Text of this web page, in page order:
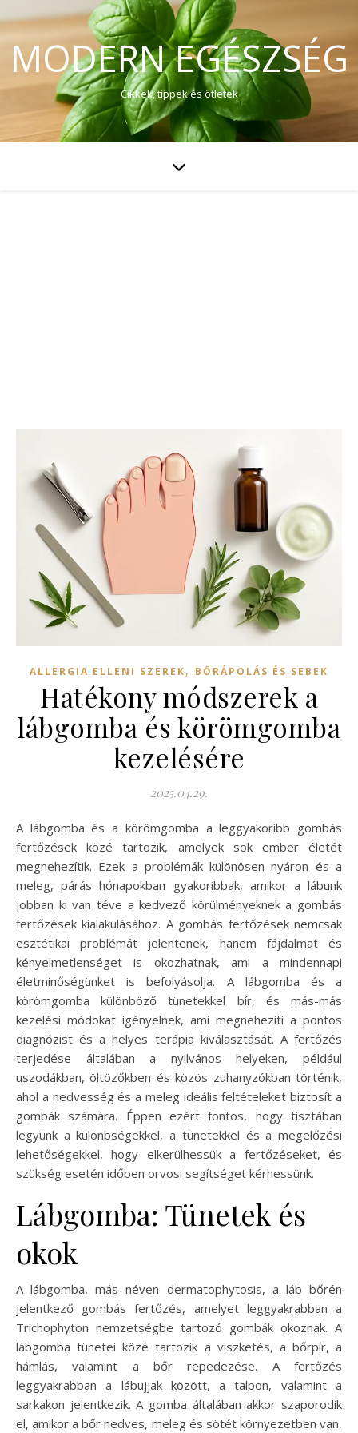
MODERN EGÉSZSÉG
Cikkek, tippek és ötletek
ALLERGIA ELLENI SZEREK, BŐRÁPOLÁS ÉS SEBEK
Hatékony módszerek a
lábgomba és körömgomba
kezelésére
2025.04.29.
A lábgomba és a körömgomba a leggyakoribb gombás
fertőzések közé tartozik, amelyek sok ember életét
megnehezítik. Ezek a problémák különösen nyáron és a
meleg, párás hónapokban gyakoribbak, amikor a lábunk
jobban ki van téve a kedvező körülményeknek a gombás
fertőzések kialakulásához. A gombás fertőzések nemcsak
esztétikai problémát jelentenek, hanem fájdalmat és
kényelmetlenséget is okozhatnak, ami a mindennapi
életminőségünket is befolyásolja. A lábgomba és a
körömgomba különböző tünetekkel bír, és más-más
kezelési módokat igényelnek, ami megnehezíti a pontos
diagnózist és a helyes terápia kiválasztását. A fertőzés
terjedése általában a nyilvános helyeken, például
uszodákban, öltözőkben és közös zuhanyzókban történik,
ahol a nedvesség és a meleg ideális feltételeket biztosít a
gombák számára. Éppen ezért fontos, hogy tisztában
legyünk a különbségekkel, a tünetekkel és a megelőzési
lehetőségekkel, hogy elkerülhessük a fertőzéseket, és
szükség esetén időben orvosi segítséget kérhessünk.
Lábgomba: Tünetek és
okok
A lábgomba, más néven dermatophytosis, a láb bőrén
jelentkező gombás fertőzés, amelyet leggyakrabban a
Trichophyton nemzetségbe tartozó gombák okoznak. A
lábgomba tünetei közé tartozik a viszketés, a bőrpír, a
hámlás, valamint a bőr repedezése. A fertőzés
leggyakrabban a lábujjak között, a talpon, valamint a
sarkakon jelentkezik. A gomba általában akkor szaporodik
el, amikor a bőr nedves, meleg és sötét környezetben van,